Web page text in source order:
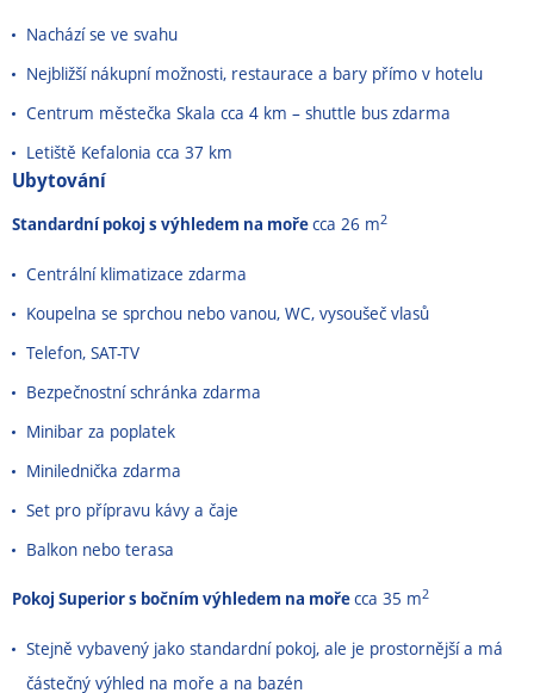
Nachází se ve svahu
Nejbližší nákupní možnosti, restaurace a bary přímo v hotelu
Centrum městečka Skala cca 4 km – shuttle bus zdarma
Letiště Kefalonia cca 37 km
Ubytování
Standardní pokoj s výhledem na mořecca 26 m2
Centrální klimatizace zdarma
Koupelna se sprchou nebo vanou, WC, vysoušeč vlasů
Telefon, SAT-TV
Bezpečnostní schránka zdarma
Minibar za poplatek
Minilednička zdarma
Set pro přípravu kávy a čaje
Balkon nebo terasa
Pokoj Superior s bočním výhledem na mořecca 35 m2
Stejně vybavený jako standardní pokoj, ale je prostornější a má
částečný výhled na moře a na bazén